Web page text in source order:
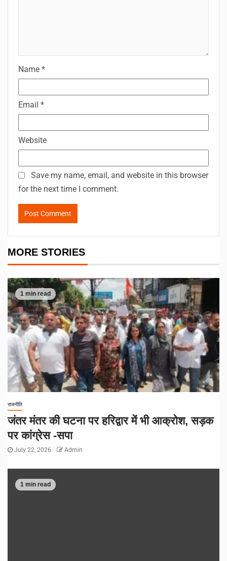
Name *
Email *
Website
Save my name, email, and website in this browser
for the next time I comment.
MORE STORIES
1 min read
राजनीति
जंतर मंतर की घटना पर हरिद्वार में भी आक्रोश, सड़क
पर कांग्रेस -सपा
July 22, 2026 Admin
1 min read